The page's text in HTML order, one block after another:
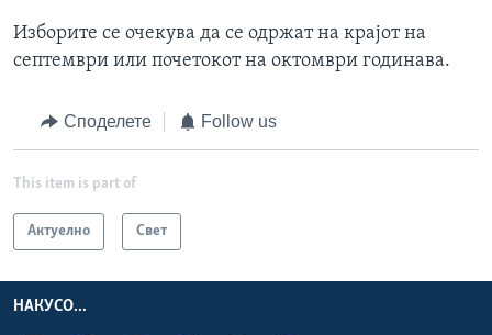
Изборите се очекува да се одржат на крајот на
септември или почетокот на октомври годинава.
Споделете Follow us
This item is part of
Актуелно Свет
НАКУСО...